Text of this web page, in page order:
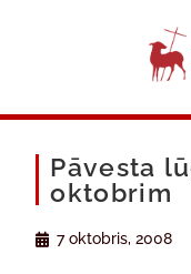
Pāvesta
oktobrim
7 oktobris, 2008